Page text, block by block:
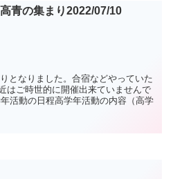
青の集まり2022/07/10
となりました。合宿などやっていた
はご時世的に開催出来ていませんで
活動の日程高学年活動の内容（高学